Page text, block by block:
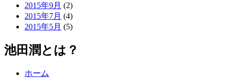
2015年9月 (2)
2015年7月 (4)
2015年5月 (5)
池田潤とは？
ホーム